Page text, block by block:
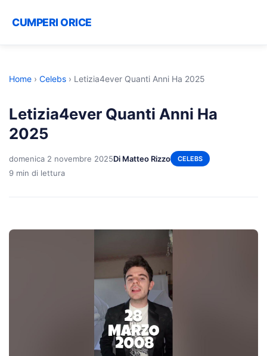
CUMPERI ORICE
Home › Celebs › Letizia4ever Quanti Anni Ha 2025
Letizia4ever Quanti Anni Ha
2025
domenica 2 novembre 2025Di Matteo Rizzo CELEBS
9 min di lettura